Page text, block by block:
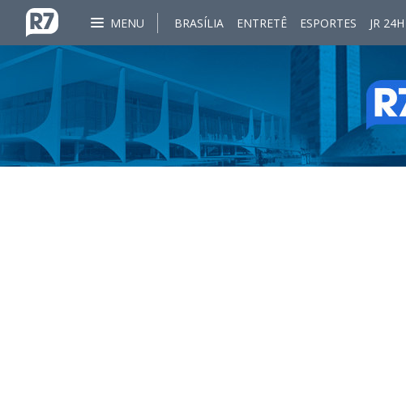
MENU BRASÍLIA ENTRETÊ ESPORTES JR 24H